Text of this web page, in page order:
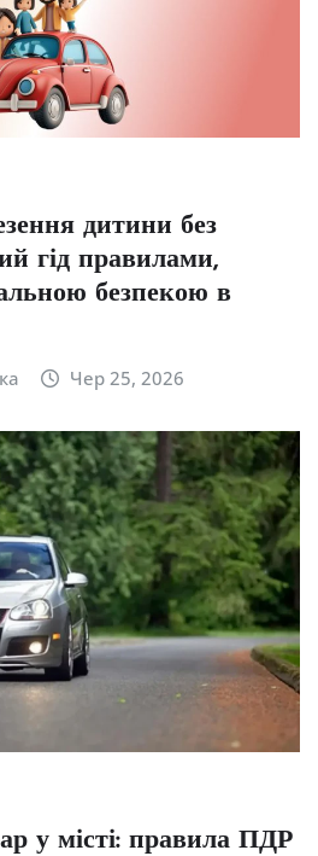
дитини без
гід правилами,
безпекою в
Чер 25, 2026
у місті: правила ПДР